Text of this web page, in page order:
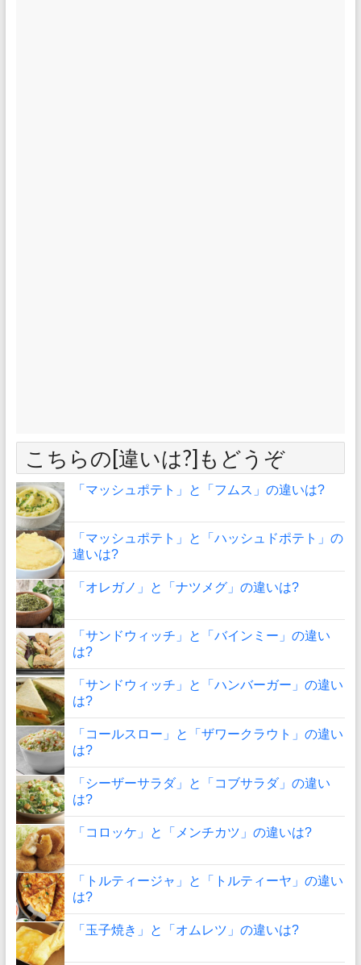
こちらの[違いは?]もどうぞ
「マッシュポテト」と「フムス」の違いは?
「マッシュポテト」と「ハッシュドポテト」の
違いは?
「オレガノ」と「ナツメグ」の違いは?
「サンドウィッチ」と「バインミー」の違い
は?
「サンドウィッチ」と「ハンバーガー」の違い
は?
「コールスロー」と「ザワークラウト」の違い
は?
「シーザーサラダ」と「コブサラダ」の違い
は?
「コロッケ」と「メンチカツ」の違いは?
「トルティージャ」と「トルティーヤ」の違い
は?
「玉子焼き」と「オムレツ」の違いは?